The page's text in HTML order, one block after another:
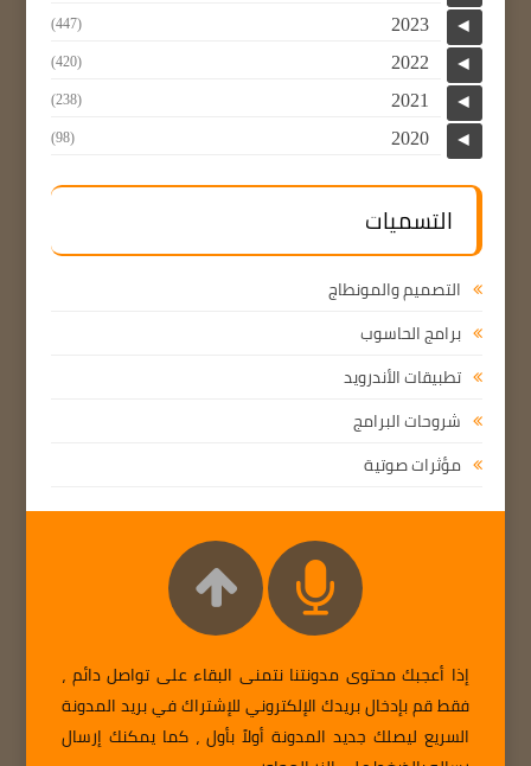
◄
2023
(447)
◄
2022
(420)
◄
2021
(238)
◄
2020
(98)
التسميات
التصميم والمونطاج
برامج الحاسوب
تطبيقات الأندرويد
شروحات البرامج
مؤثرات صوتية
إذا أعجبك محتوى مدونتنا نتمنى البقاء على تواصل دائم ،
فقط قم بإدخال بريدك الإلكتروني للإشتراك في بريد المدونة
السريع ليصلك جديد المدونة أولاً بأول ، كما يمكنك إرسال